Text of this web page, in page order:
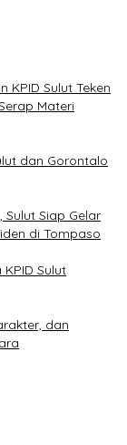
KPID Sulut Teken
Materi
dan Gorontalo
Sulut Siap Gelar
di Tompaso
Sulut
dan